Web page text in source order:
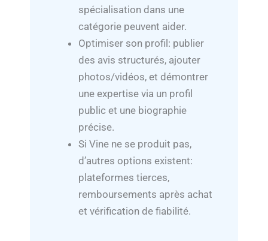
spécialisation dans une
catégorie peuvent aider.
Optimiser son profil: publier
des avis structurés, ajouter
photos/vidéos, et démontrer
une expertise via un profil
public et une biographie
précise.
Si Vine ne se produit pas,
d’autres options existent:
plateformes tierces,
remboursements après achat
et vérification de fiabilité.